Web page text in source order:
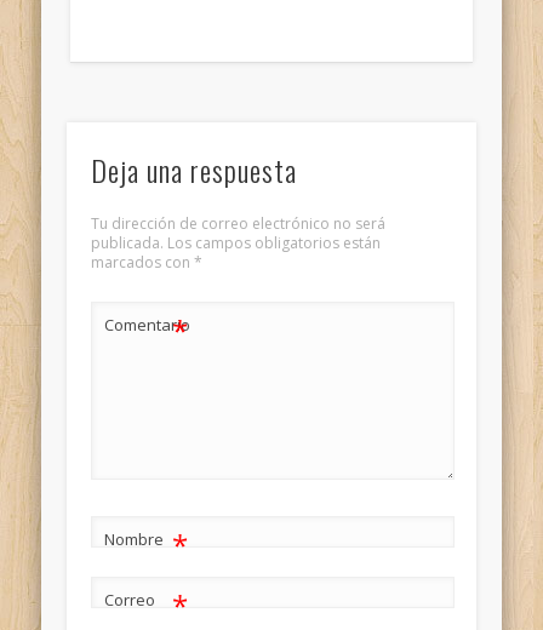
Deja una respuesta
Tu dirección de correo electrónico no será
publicada. Los campos obligatorios están
marcados con *
Comentario
*
Nombre *
Correo
*